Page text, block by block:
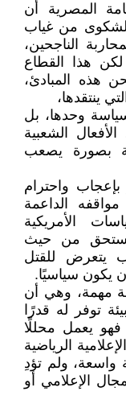
المصرية أن
من غياب
الناجحين،
لكن هذا القطاع
هذه المبادئ،
ينتقدها،
وحدها، بل
الشعبية
بصورة يصعب
واحترام
الداعمة
الأمريكية
من حيث
يتعرض للقتل
يكون سياسيًا.
مهمة، وهي أن
توفر له قدرًا
فهو يعمل محللًا
الرياضية
واسعة، ولم تؤدِ
الإعلامي أو